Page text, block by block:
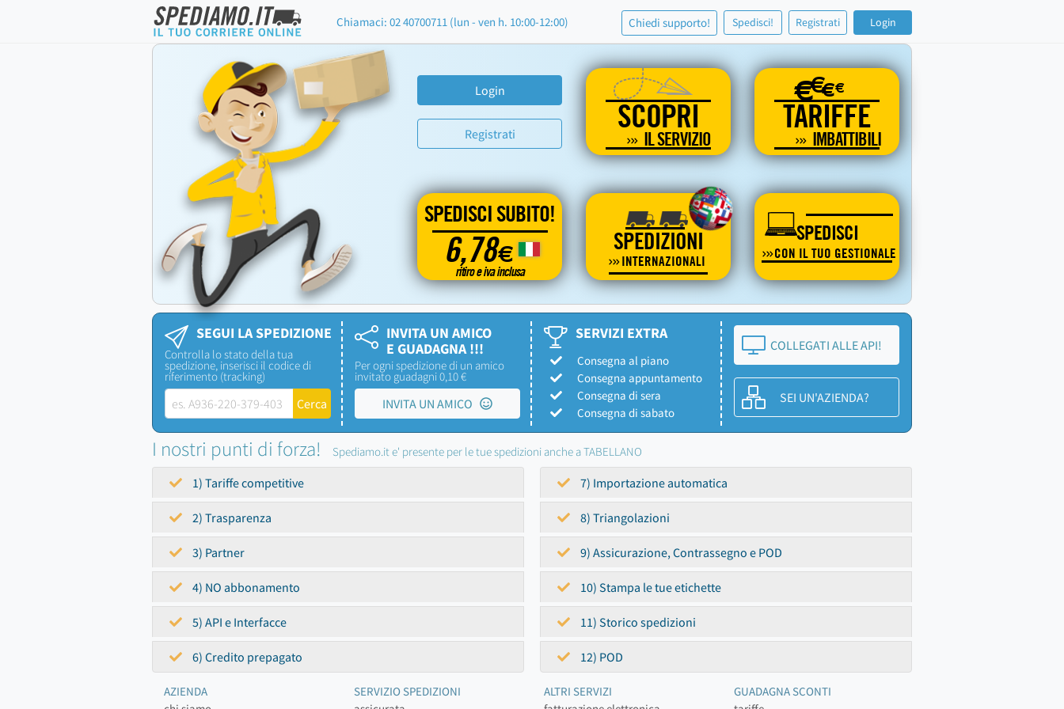
Chiamaci: 02 40700711 (lun - ven h. 10:00-12:00) Chiedi supporto! Spedisci! Registrati Login
Login
Registrati SCOPRI
IL SERVIZIO
€€€€
TARIFFE
IMBATTIBILI
SPEDISCI SUBITO!
6,78€
ritiro e iva inclusa
SPEDIZIONI
INTERNAZIONALI
SPEDISCI
CON IL TUO GESTIONALE
SEGUI LA SPEDIZIONE
Controlla lo stato della tua
spedizione, inserisci il codice di
riferimento (tracking)
INVITA UN AMICO
E GUADAGNA !!!
Per ogni spedizione di un amico
invitato guadagni 0,10 €
INVITA UN AMICO
SERVIZI EXTRA
Consegna al piano
Consegna appuntamento
Consegna di sera
Consegna di sabato
COLLEGATI ALLE API!
SEI UN'AZIENDA?
I nostri punti di forza! Spediamo.it e' presente per le tue spedizioni anche a TABELLANO
1) Tariffe competitive
2) Trasparenza
3) Partner
4) NO abbonamento
5) API e Interfacce
6) Credito prepagato
7) Importazione automatica
8) Triangolazioni
9) Assicurazione, Contrassegno e POD
10) Stampa le tue etichette
11) Storico spedizioni
12) POD
AZIENDA
SERVIZIO SPEDIZIONI
ALTRI SERVIZI
GUADAGNA SCONTI